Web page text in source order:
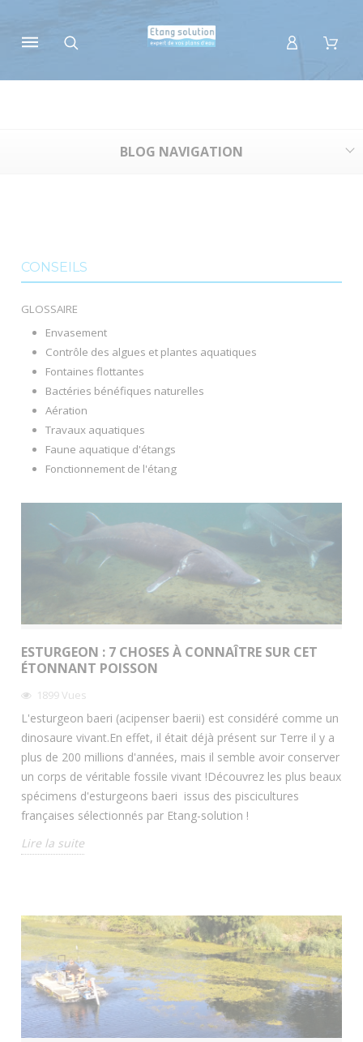
BLOG NAVIGATION
CONSEILS
GLOSSAIRE
Envasement
Contrôle des algues et plantes aquatiques
Fontaines flottantes
Bactéries bénéfiques naturelles
Aération
Travaux aquatiques
Faune aquatique d'étangs
Fonctionnement de l'étang
ESTURGEON : 7 CHOSES À CONNAÎTRE SUR CET
ÉTONNANT POISSON
1899Vues
L'esturgeon baeri (acipenser baerii) est considéré comme un
dinosaure vivant.En effet, il était déjà présent sur Terre il y a
plus de 200 millions d'années, mais il semble avoir conserver
un corps de véritable fossile vivant !Découvrez les plus beaux
spécimens d'esturgeons baeri issus des piscicultures
françaises sélectionnés par Etang-solution !
Lire la suite